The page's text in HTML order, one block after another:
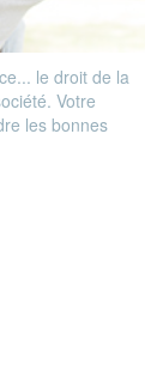
le droit de la
Votre
les bonnes